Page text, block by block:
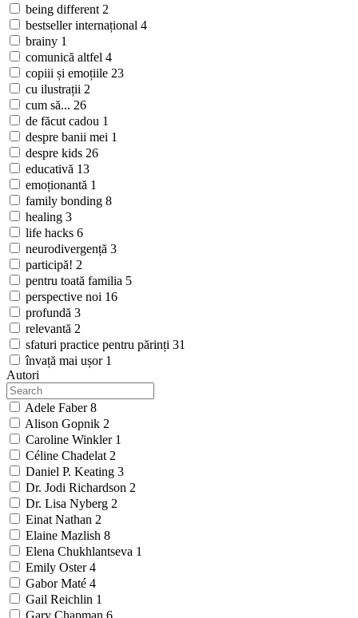
being different 2
bestseller internațional 4
brainy 1
comunică altfel 4
copiii și emoțiile 23
cu ilustrații 2
cum să... 26
de făcut cadou 1
despre banii mei 1
despre kids 26
educativă 13
emoționantă 1
family bonding 8
healing 3
life hacks 6
neurodivergență 3
participă! 2
pentru toată familia 5
perspective noi 16
profundă 3
relevantă 2
sfaturi practice pentru părinți 31
învață mai ușor 1
Autori
Adele Faber8
Alison Gopnik 2
Caroline Winkler 1
Céline Chadelat 2
Daniel P. Keating 3
Dr. Jodi Richardson 2
Dr. Lisa Nyberg 2
Einat Nathan 2
Elaine Mazlish 8
Elena Chukhlantseva 1
Emily Oster4
Gabor Maté 4
Gail Reichlin 1